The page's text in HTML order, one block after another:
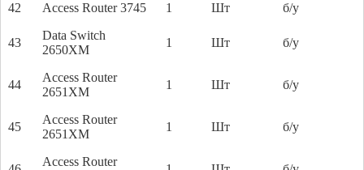
42
Access Router 3745 1 Шт б/у
43
Data Switch
2650XM
1 Шт б/у
44
Access Router
2651XM
1 Шт б/у
45
Access Router
2651XM
1 Шт б/у
Access Router